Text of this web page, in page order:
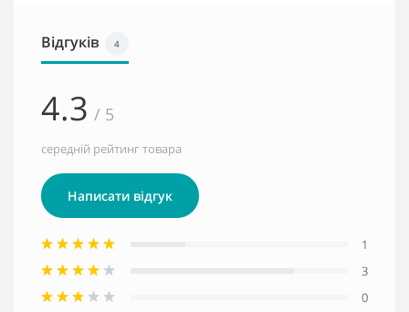
Відгуків 4
4.3 / 5
середній рейтинг товара
Написати відгук
1
3
0